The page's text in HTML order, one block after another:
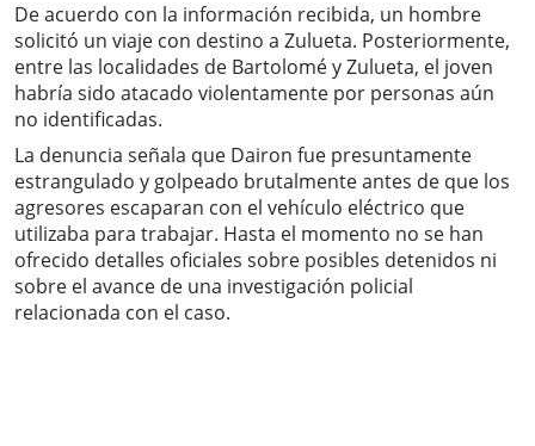
De acuerdo con la información recibida, un hombre
solicitó un viaje con destino a Zulueta. Posteriormente,
entre las localidades de Bartolomé y Zulueta, el joven
habría sido atacado violentamente por personas aún
no identificadas.
La denuncia señala que Dairon fue presuntamente
estrangulado y golpeado brutalmente antes de que los
agresores escaparan con el vehículo eléctrico que
utilizaba para trabajar. Hasta el momento no se han
ofrecido detalles oficiales sobre posibles detenidos ni
sobre el avance de una investigación policial
relacionada con el caso.